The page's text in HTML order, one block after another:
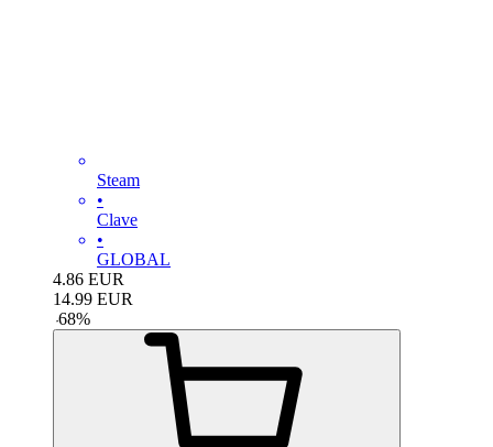
Steam
•
Clave
•
GLOBAL
4.86 EUR
14.99 EUR
-68%